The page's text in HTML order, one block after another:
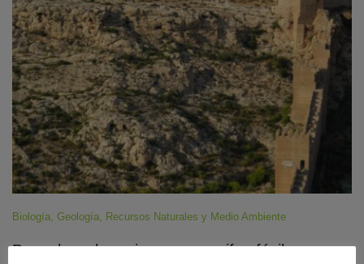
Biología, Geología, Recursos Naturales y Medio Ambiente
Descubren los primeros arrecifes fósiles con